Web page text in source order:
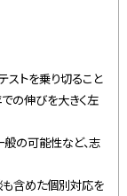
ストを乗り切ること
の伸びを大きく左
般の可能性など、志
も含めた個別対応を